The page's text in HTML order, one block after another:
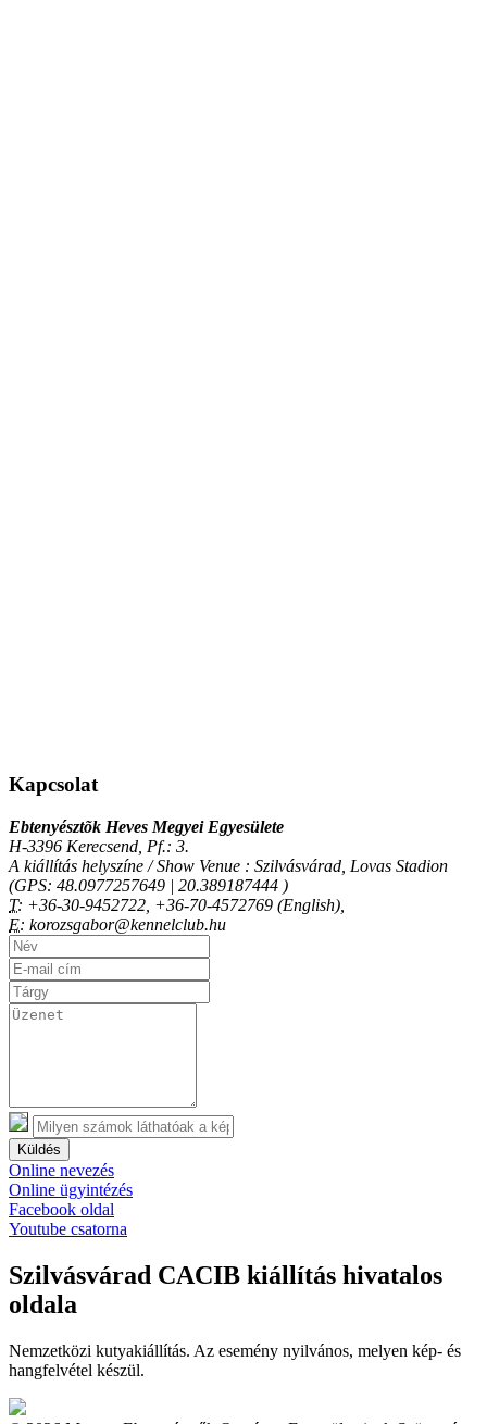
Kapcsolat
Ebtenyésztõk Heves Megyei Egyesülete
H-3396 Kerecsend, Pf.: 3.
A kiállítás helyszíne / Show Venue : Szilvásvárad, Lovas Stadion
(GPS: 48.0977257649 | 20.389187444 )
T: +36-30-9452722, +36-70-4572769 (English),
E: korozsgabor@kennelclub.hu
Küldés
Online nevezés
Online ügyintézés
Facebook oldal
Youtube csatorna
Szilvásvárad CACIB kiállítás hivatalos
oldala
Nemzetközi kutyakiállítás. Az esemény nyilvános, melyen kép- és
hangfelvétel készül.